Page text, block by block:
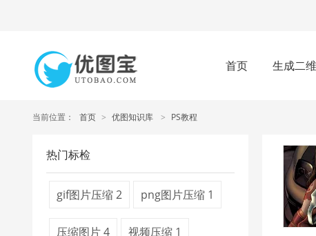
首页 生成二
当前位置： 首页 > 优图知识库 > PS教程
热门标检
gif图片压缩2 png图片压缩 1
压缩图片4 视频压缩 1